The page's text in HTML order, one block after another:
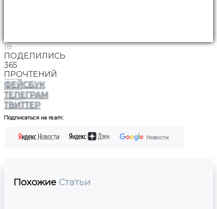
18
ПОДЕЛИЛИСЬ
365
ПРОЧТЕНИЙ
ФЕЙСБУК
ТЕЛЕГРАМ
ТВИТТЕР
Подписаться на ra.am:
Похожие Статьи